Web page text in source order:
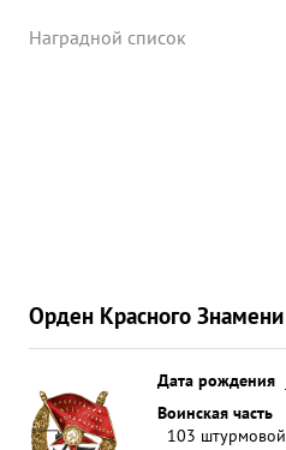
штурмовной уничтожила:
штурмовых вылетов в
...»
Наградной список
Орден Красного Знамени
Дата рождения
Воинская часть
103